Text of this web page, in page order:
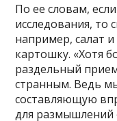
По ее словам,
исследования, то
например, салат
картошку. «Хотя
раздельный
странным. Ведь
составляющую
для размышлений